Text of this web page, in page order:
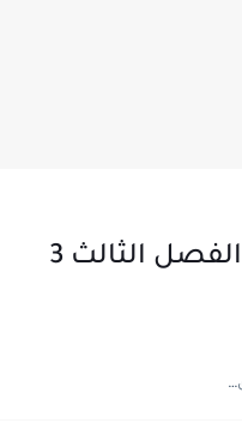
رواية الأمواج السوداء الفصل الثالث 3